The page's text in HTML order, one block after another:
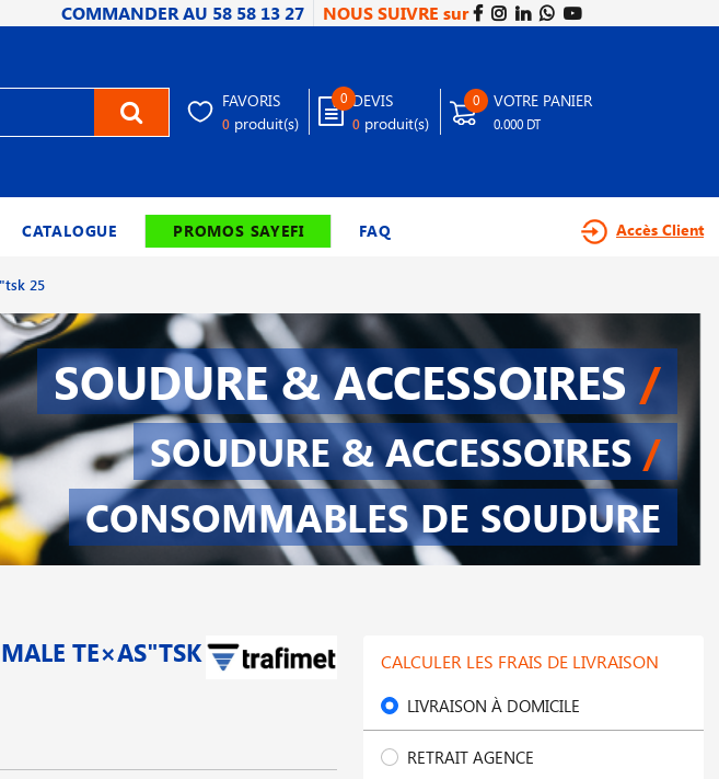
COMMANDER AU 58 58 13 27 NOUS SUIVRE sur
FAVORIS
0 produit(s)
0 DEVIS
0 produit(s)
0 VOTRE PANIER
0.000 DT
CATALOGUE PROMOS SAYEFI FAQ Accès Client
25
SOUDURE & ACCESSOIRES /
SOUDURE & ACCESSOIRES/
CONSOMMABLES DE SOUDURE
TE×AS"TSK
CALCULER LES FRAIS DE LIVRAISON
LIVRAISON À DOMICILE
RETRAIT AGENCE